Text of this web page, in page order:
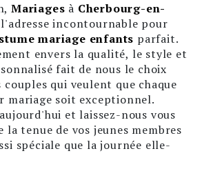
Mariages à Cherbourg-en-
incontournable pour
mariage enfants parfait.
envers la qualité, le style et
fait de nous le choix
qui veulent que chaque
mariage soit exceptionnel.
et laissez-nous vous
la tenue de vos jeunes membres
spéciale que la journée elle-